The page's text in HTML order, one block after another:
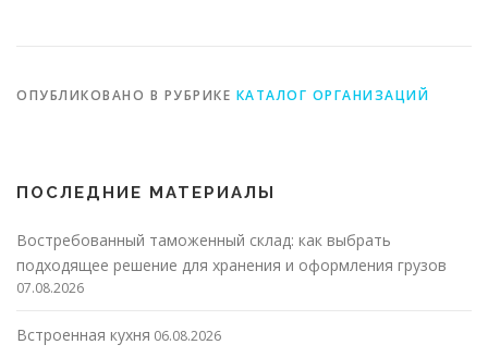
ОПУБЛИКОВАНО В РУБРИКЕ КАТАЛОГ ОРГАНИЗАЦИЙ
ПОСЛЕДНИЕ МАТЕРИАЛЫ
Востребованный таможенный склад: как выбрать
подходящее решение для хранения и оформления грузов
07.08.2026
Встроенная кухня 06.08.2026